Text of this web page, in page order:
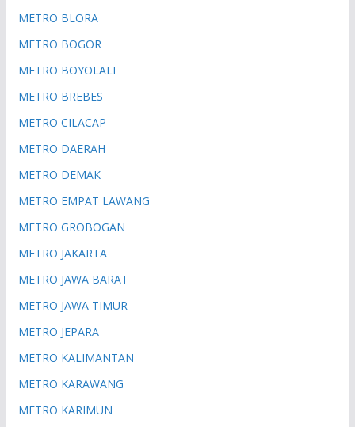
METRO BLORA
METRO BOGOR
METRO BOYOLALI
METRO BREBES
METRO CILACAP
METRO DAERAH
METRO DEMAK
METRO EMPAT LAWANG
METRO GROBOGAN
METRO JAKARTA
METRO JAWA BARAT
METRO JAWA TIMUR
METRO JEPARA
METRO KALIMANTAN
METRO KARAWANG
METRO KARIMUN